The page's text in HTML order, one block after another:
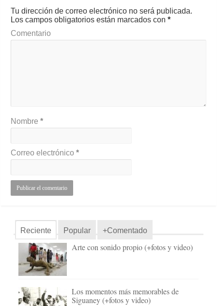
Tu dirección de correo electrónico no será publicada.
Los campos obligatorios están marcados con*
Comentario
Nombre*
Correo electrónico*
Reciente Popular +Comentado
Arte con sonido propio (+fotos y video)
Los momentos más memorables de
Siguaney (+fotos y video)